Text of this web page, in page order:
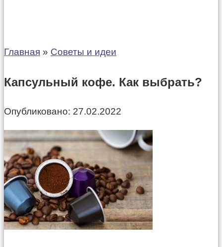
Главная » Советы и идеи
Капсульный кофе. Как выбрать?
Опубликовано: 27.02.2022